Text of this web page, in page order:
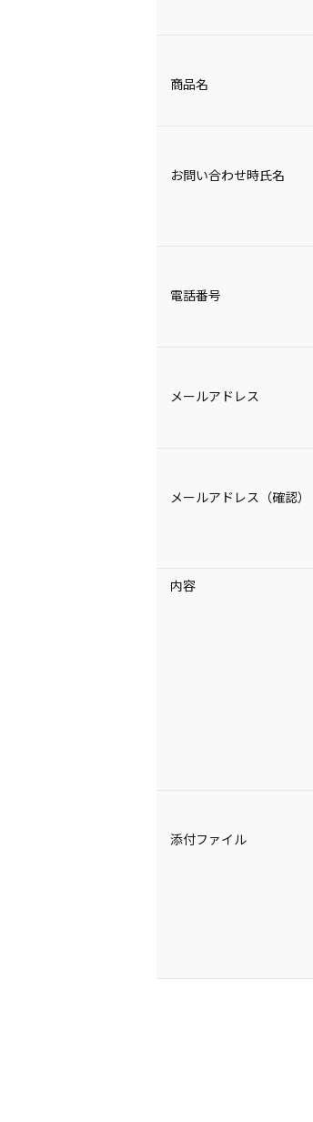
商品名
お問い合わせ時氏名
電話番号
メールアドレス
メールアドレス（確認）
内容
添付ファイル